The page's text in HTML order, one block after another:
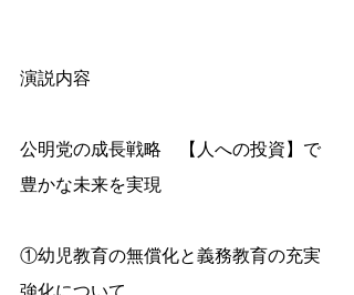
演説内容
公明党の成長戦略　【人への投資】で
豊かな未来を実現
①幼児教育の無償化と義務教育の充実